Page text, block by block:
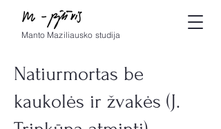
Manto Maziliausko studija
Natiurmortas be
kaukolės ir žvakės (J.